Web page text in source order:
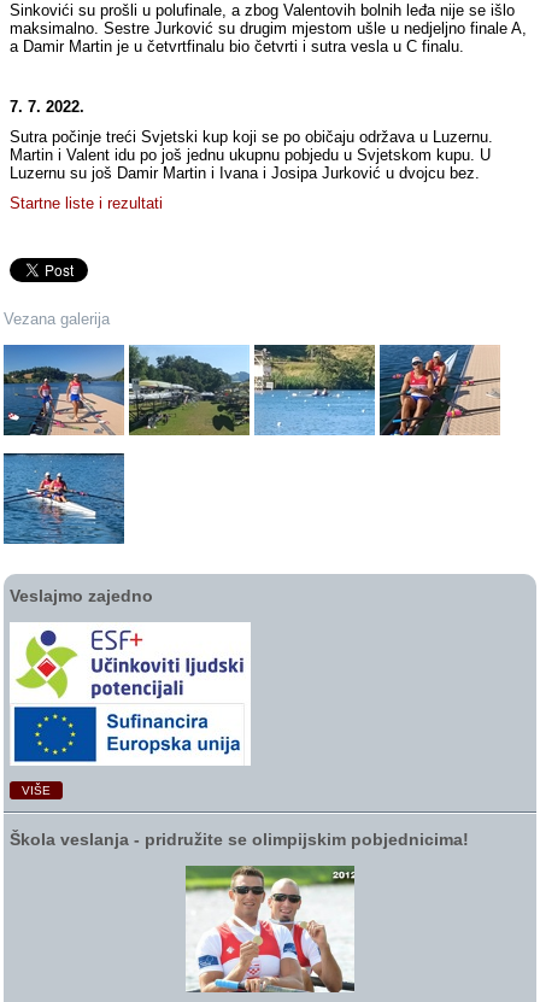
Sinkovići su prošli u polufinale, a zbog Valentovih bolnih leđa nije se išlo
maksimalno. Sestre Jurković su drugim mjestom ušle u nedjeljno finale A,
a Damir Martin je u četvrtfinalu bio četvrti i sutra vesla u C finalu.
7. 7. 2022.
Sutra počinje treći Svjetski kup koji se po običaju održava u Luzernu.
Martin i Valent idu po još jednu ukupnu pobjedu u Svjetskom kupu. U
Luzernu su još Damir Martin i Ivana i Josipa Jurković u dvojcu bez.
Startne liste i rezultati
Vezana galerija
Veslajmo zajedno
VIŠE
Škola veslanja ‑ pridružite se olimpijskim pobjednicima!